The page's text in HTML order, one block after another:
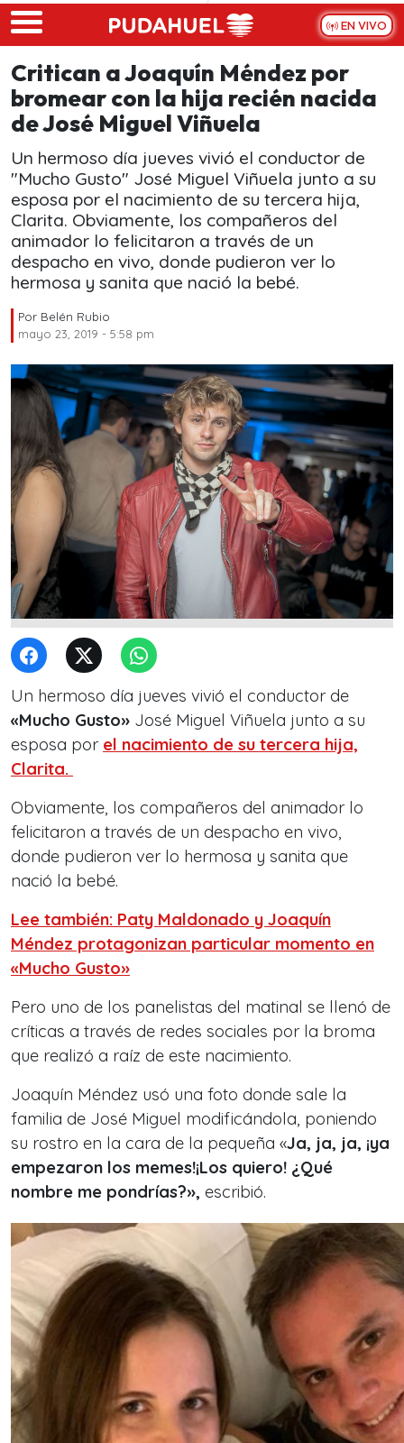
Skip to main content
EN VIVO
Critican a Joaquín Méndez por
bromear con la hija recién nacida
de José Miguel Viñuela
Un hermoso día jueves vivió el conductor de
"Mucho Gusto" José Miguel Viñuela junto a su
esposa por el nacimiento de su tercera hija,
Clarita. Obviamente, los compañeros del
animador lo felicitaron a través de un
despacho en vivo, donde pudieron ver lo
hermosa y sanita que nació la bebé.
Por Belén Rubio
mayo 23, 2019 - 5:58 pm
Un hermoso día jueves vivió el conductor de
«Mucho Gusto» José Miguel Viñuela junto a su
esposa por el nacimiento de su tercera hija,
Clarita.
Obviamente, los compañeros del animador lo
felicitaron a través de un despacho en vivo,
donde pudieron ver lo hermosa y sanita que
nació la bebé.
Lee también: Paty Maldonado y Joaquín
Méndez protagonizan particular momento en
«Mucho Gusto»
Pero uno de los panelistas del matinal se llenó de
críticas a través de redes sociales por la broma
que realizó a raíz de este nacimiento.
Joaquín Méndez usó una foto donde sale la
familia de José Miguel modificándola, poniendo
su rostro en la cara de la pequeña «Ja, ja, ja, ¡ya
empezaron los memes!¡Los quiero! ¿Qué
nombre me pondrías?», escribió.